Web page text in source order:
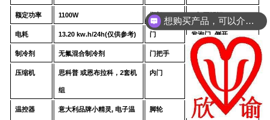
额定功率 1100W 搁架 3个, 不锈钢
电耗 13.20kw.h/24h(仅供参考) 门 发泡门 ,侧开
制冷剂 无氟混合制冷剂 门把手 鹰嘴式，带锁
压缩机 思科普 或恩布拉科，2套机
组
内门 4个, 不锈钢
温控器 意大利品牌小精灵,电子温 脚轮 4个 ,福马脚轮
想购买产品，可以介绍下你们的产品么？